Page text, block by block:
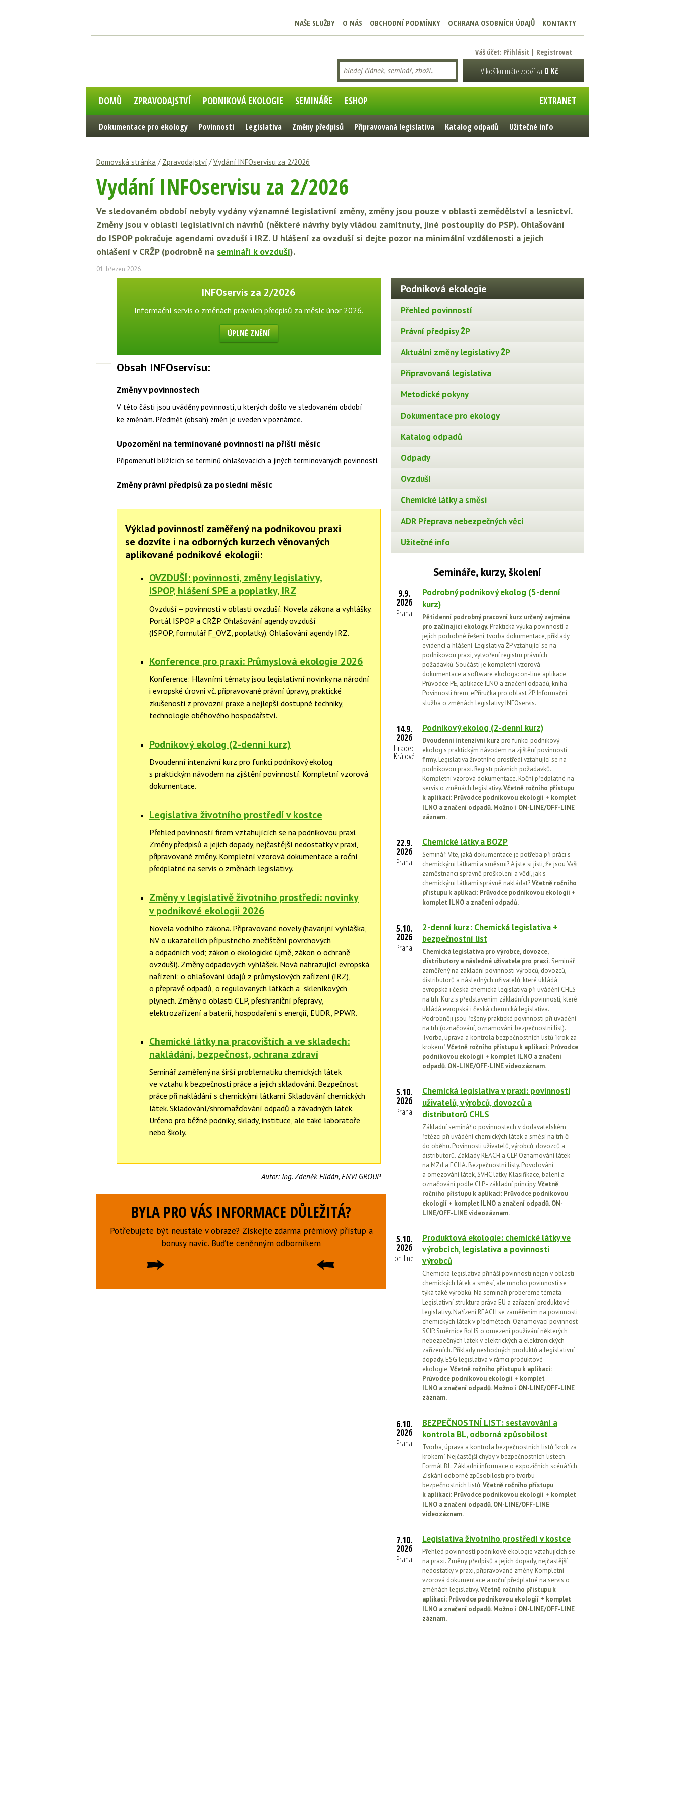
NAŠE SLUŽBY O NÁS OBCHODNÍ PODMÍNKY OCHRANA OSOBNÍCH ÚDAJŮ KONTAKTY
Váš účet: Přihlásit | Registrovat
V košíku máte zboží za 0 Kč
DOMŮ ZPRAVODAJSTVÍ PODNIKOVÁ EKOLOGIE SEMINÁŘE ESHOP EXTRANET
Dokumentace pro ekology Povinnosti Legislativa Změny předpisů Připravovaná legislativa Katalog odpadů Užitečné info
Domovská stránka / Zpravodajství /Vydání INFOservisu za 2/2026
Vydání INFOservisu za 2/2026
Ve sledovaném období nebyly vydány významné legislativní změny, změny jsou pouze v oblasti zemědělství a lesnictví.
Změny jsou v oblasti legislativních návrhů (některé návrhy byly vládou zamítnuty, jiné postoupily do PSP). Ohlašování
do ISPOP pokračuje agendami ovzduší i IRZ. U hlášení za ovzduší si dejte pozor na minimální vzdálenosti a jejich
ohlášení v CRŽP (podrobně na semináři k ovzduší).
01. březen 2026
INFOservis za 2/2026
Informační servis o změnách právních předpisů za měsíc únor 2026.
ÚPLNÉ ZNĚNÍ
Obsah INFOservisu:
Změny v povinnostech
V této části jsou uváděny povinnosti, u kterých došlo ve sledovaném období
ke změnám. Předmět (obsah) změn je uveden v poznámce.
Upozornění na termínované povinnosti na příští měsíc
Připomenutí blížících se termínů ohlašovacích a jiných termínovaných povinností.
Změny právní předpisů za poslední měsíc
Výklad povinností zaměřený na podnikovou praxi
se dozvíte i na odborných kurzech věnovaných
aplikované podnikové ekologii:
OVZDUŠÍ: povinnosti, změny legislativy,
ISPOP, hlášení SPE a poplatky, IRZ
Ovzduší – povinnosti v oblasti ovzduší. Novela zákona a vyhlášky.
Portál ISPOP a CRŽP. Ohlašování agendy ovzduší
(ISPOP, formulář F_OVZ, poplatky). Ohlašování agendy IRZ.
Konference pro praxi: Průmyslová ekologie 2026
Konference: Hlavními tématy jsou legislativní novinky na národní
i evropské úrovni vč. připravované právní úpravy, praktické
zkušenosti z provozní praxe a nejlepší dostupné techniky,
technologie oběhového hospodářství.
Podnikový ekolog (2-denní kurz)
Dvoudenní intenzivní kurz pro funkci podnikový ekolog
s praktickým návodem na zjištění povinností. Kompletní vzorová
dokumentace.
Legislativa životního prostředí v kostce
Přehled povinností firem vztahujících se na podnikovou praxi.
Změny předpisů a jejich dopady, nejčastější nedostatky v praxi,
připravované změny. Kompletní vzorová dokumentace a roční
předplatné na servis o změnách legislativy.
Změny v legislativě životního prostředí: novinky
v podnikové ekologii 2026
Novela vodního zákona. Připravované novely (havarijní vyhláška,
NV o ukazatelích přípustného znečištění povrchových
a odpadních vod; zákon o ekologické újmě, zákon o ochraně
ovzduší). Změny odpadových vyhlášek. Nová nahrazující evropská
nařízení: o ohlašování údajů z průmyslových zařízení (IRZ),
o přepravě odpadů, o regulovaných látkách a skleníkových
plynech. Změny o oblasti CLP, přeshraniční přepravy,
elektrozařízení a baterií, hospodaření s energií, EUDR, PPWR.
Chemické látky na pracovištích a ve skladech:
nakládání, bezpečnost, ochrana zdraví
Seminář zaměřený na širší problematiku chemických látek
ve vztahu k bezpečnosti práce a jejich skladování. Bezpečnost
práce při nakládání s chemickými látkami. Skladování chemických
látek. Skladování/shromažďování odpadů a závadných látek.
Určeno pro běžné podniky, sklady, instituce, ale také laboratoře
nebo školy.
Autor: Ing. Zdeněk Fildán, ENVI GROUP
BYLA PRO VÁS INFORMACE DŮLEŽITÁ?
Potřebujete být neustále v obraze? Získejte zdarma prémiový přístup a
bonusy navíc. Buďte ceněnným odborníkem
Podniková ekologie
Přehled povinností
Právní předpisy ŽP
Aktuální změny legislativy ŽP
Připravovaná legislativa
Metodické pokyny
Dokumentace pro ekology
Katalog odpadů
Odpady
Ovzduší
Chemické látky a směsi
ADR Přeprava nebezpečných věcí
Užitečné info
Semináře, kurzy, školení
9.9.
2026
Praha
Podrobný podnikový ekolog (5-denní
kurz)
Pětidenní podrobný pracovní kurz určený zejména
pro začínající ekology. Praktická výuka povinností a
jejich podrobné řešení, tvorba dokumentace, příklady
evidencí a hlášení. Legislativa ŽP vztahující se na
podnikovou praxi, vytvoření registru právních
požadavků. Součástí je kompletní vzorová
dokumentace a software ekologa: on-line aplikace
Průvodce PE, aplikace ILNO a značení odpadů, kniha
Povinnosti firem, ePříručka pro oblast ŽP. Informační
služba o změnách legislativy INFOservis.
14.9.
2026
Hradec
Králové
Podnikový ekolog (2-denní kurz)
Dvoudenní intenzivní kurz pro funkci podnikový
ekolog s praktickým návodem na zjištění povinností
firmy. Legislativa životního prostředí vztahující se na
podnikovou praxi. Registr právních požadavků.
Kompletní vzorová dokumentace. Roční předplatné na
servis o změnách legislativy.Včetně ročního přístupu
k aplikaci: Průvodce podnikovou ekologií + komplet
ILNO a značení odpadů. Možno i ON-LINE/OFF-LINE
záznam.
22.9.
2026
Praha
Chemické látky a BOZP
Seminář: Víte, jaká dokumentace je potřeba při práci s
chemickými látkami a směsmi? A jste si jisti, že jsou Vaši
zaměstnanci správně proškoleni a vědí, jak s
chemickými látkami správně nakládat?Včetně ročního
přístupu k aplikaci: Průvodce podnikovou ekologií +
komplet ILNO a značení odpadů.
5.10.
2026
Praha
2-denní kurz: Chemická legislativa +
bezpečnostní list
Chemická legislativa pro výrobce, dovozce,
distributory a následné uživatele pro praxi.Seminář
zaměřený na základní povinnosti výrobců, dovozců,
distributorů a následných uživatelů, které ukládá
evropská i česká chemická legislativa při uvádění CHLS
na trh. Kurz s představením základních povinností, které
ukládá evropská i česká chemická legislativa.
Podrobněji jsou řešeny praktické povinnosti při uvádění
na trh (označování, oznamování, bezpečnostní list).
Tvorba, úprava a kontrola bezpečnostních listů "krok za
krokem".Včetně ročního přístupu k aplikaci: Průvodce
podnikovou ekologií + komplet ILNO a značení
odpadů. ON-LINE/OFF-LINE videozáznam.
5.10.
2026
Praha
Chemická legislativa v praxi: povinnosti
uživatelů, výrobců, dovozců a
distributorů CHLS
Základní seminář o povinnostech v dodavatelském
řetězci při uvádění chemických látek a směsí na trh či
do oběhu. Povinnosti uživatelů, výrobců, dovozců a
distributorů. Základy REACH a CLP. Oznamování látek
na MZd a ECHA. Bezpečnostní listy. Povolování
a omezování látek, SVHC látky. Klasifikace, balení a
označování podle CLP - základní principy.Včetně
ročního přístupu k aplikaci: Průvodce podnikovou
ekologií + komplet ILNO a značení odpadů. ON-
LINE/OFF-LINE videozáznam.
5.10.
2026
on-line
Produktová ekologie: chemické látky ve
výrobcích, legislativa a povinnosti
výrobců
Chemická legislativa přináší povinnosti nejen v oblasti
chemických látek a směsí, ale mnoho povinností se
týká také výrobků. Na semináři probereme témata:
Legislativní struktura práva EU a zařazení produktové
legislativy. Nařízení REACH se zaměřením na povinnosti
chemických látek v předmětech. Oznamovací povinnost
SCIP. Směrnice RoHS o omezení používání některých
nebezpečných látek v elektrických a elektronických
zařízeních. Příklady neshodných produktů a legislativní
dopady. ESG legislativa v rámci produktové
ekologie.Včetně ročního přístupu k aplikaci:
Průvodce podnikovou ekologií + komplet
ILNO a značení odpadů. Možno i ON-LINE/OFF-LINE
záznam.
6.10.
2026
Praha
BEZPEČNOSTNÍ LIST: sestavování a
kontrola BL, odborná způsobilost
Tvorba, úprava a kontrola bezpečnostních listů "krok za
krokem". Nejčastější chyby v bezpečnostních listech.
Formát BL. Základní informace o expozičních scénářích.
Získání odborné způsobilosti pro tvorbu
bezpečnostních listů.Včetně ročního přístupu
k aplikaci: Průvodce podnikovou ekologií + komplet
ILNO a značení odpadů. ON-LINE/OFF-LINE
videozáznam.
7.10.
2026
Praha
Legislativa životního prostředí v kostce
Přehled povinností podnikové ekologie vztahujících se
na praxi. Změny předpisů a jejich dopady, nejčastější
nedostatky v praxi, připravované změny. Kompletní
vzorová dokumentace a roční předplatné na servis o
změnách legislativy.Včetně ročního přístupu k
aplikaci: Průvodce podnikovou ekologií + komplet
ILNO a značení odpadů. Možno i ON-LINE/OFF-LINE
záznam.